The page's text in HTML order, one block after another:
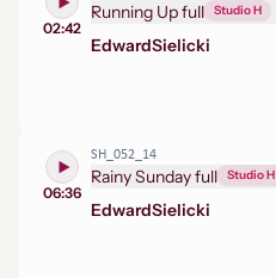
02:42
Running Up full Studio H
EdwardSielicki
06:36
SH_052_14
Rainy Sunday full Studio H
EdwardSielicki